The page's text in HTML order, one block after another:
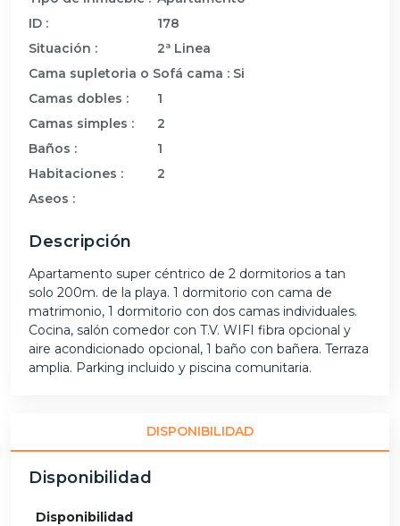
ID :
178
Situación :
2ª Linea
Cama supletoria o Sofá cama : Si
Camas dobles :
1
Camas simples :
2
Baños :
1
Habitaciones :
2
Aseos :
Descripción
Apartamento super céntrico de 2 dormitorios a tan
solo 200m. de la playa. 1 dormitorio con cama de
matrimonio, 1 dormitorio con dos camas individuales.
Cocina, salón comedor con T.V. WIFI fibra opcional y
aire acondicionado opcional, 1 baño con bañera. Terraza
amplia. Parking incluido y piscina comunitaria.
DISPONIBILIDAD
Disponibilidad
Disponibilidad